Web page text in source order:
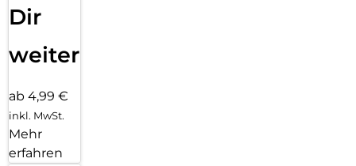
Dir
weiter
ab 4,99 €
inkl. MwSt.
Mehr
erfahren